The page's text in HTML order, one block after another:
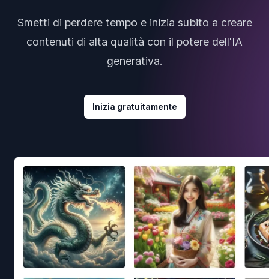
Smetti di perdere tempo e inizia subito a creare
contenuti di alta qualità con il potere dell'IA
generativa.
Inizia gratuitamente